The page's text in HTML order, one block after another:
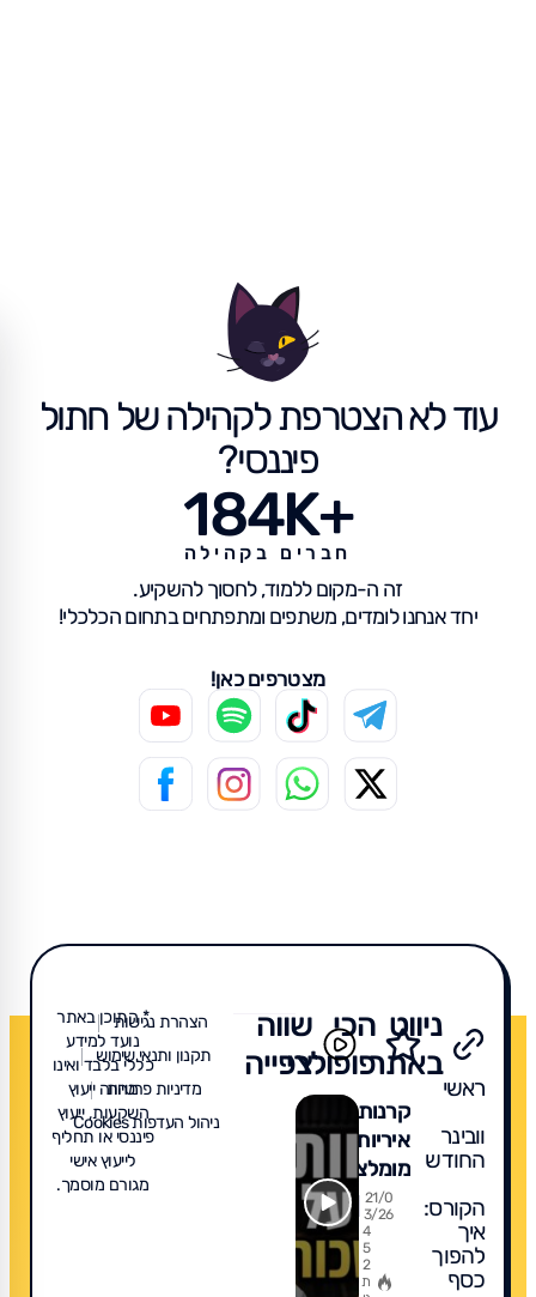
עוד לא הצטרפת לקהילה של חתול
פיננסי?
184K+
חברים בקהילה
זה ה-מקום ללמוד, לחסוך להשקיע.
יחד אנחנו לומדים, משתפים ומתפתחים בתחום הכלכלי!
מצטרפים כאן!
הכי
פופולרי
קרנות
איריות
מומלצות
2026:
המדריך
המלא
למיסוי,
21/0
3/26
4
5
2
ת
ניווט
באתר
ראשי
וובינר
החודש
הקורס:
איך
להפוך
כסף
שווה
צפייה
* התוכן באתר
נועד למידע
כללי בלבד ואינו
מהווה ייעוץ
השקעות, ייעוץ
פיננסי או תחליף
לייעוץ אישי
מגורם מוסמך.
הצהרת נגישות
תקנון ותנאי שימוש
מדיניות פרטיות
ניהול העדפות Cookies